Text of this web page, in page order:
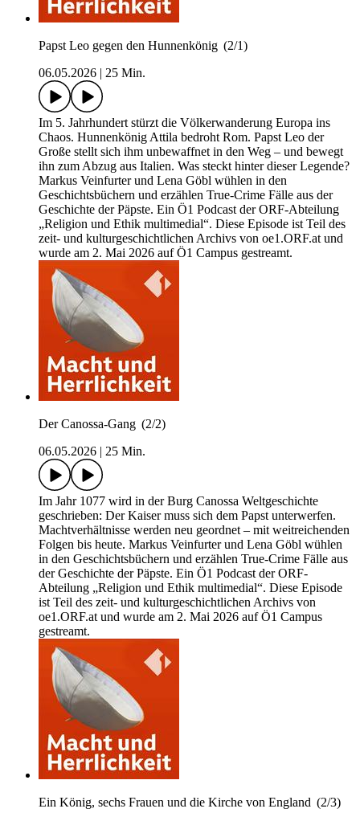
Papst Leo gegen den Hunnenkönig (2/1)
06.05.2026
25 Min.
Im 5. Jahrhundert stürzt die Völkerwanderung Europa ins
Chaos. Hunnenkönig Attila bedroht Rom. Papst Leo der
Große stellt sich ihm unbewaffnet in den Weg – und bewegt
ihn zum Abzug aus Italien. Was steckt hinter dieser Legende?
Markus Veinfurter und Lena Göbl wühlen in den
Geschichtsbüchern und erzählen True-Crime Fälle aus der
Geschichte der Päpste. Ein Ö1 Podcast der ORF-Abteilung
„Religion und Ethik multimedial“. Diese Episode ist Teil des
zeit- und kulturgeschichtlichen Archivs von oe1.ORF.at und
wurde am 2. Mai 2026 auf Ö1 Campus gestreamt.
Der Canossa-Gang (2/2)
06.05.2026
25 Min.
Im Jahr 1077 wird in der Burg Canossa Weltgeschichte
geschrieben: Der Kaiser muss sich dem Papst unterwerfen.
Machtverhältnisse werden neu geordnet – mit weitreichenden
Folgen bis heute. Markus Veinfurter und Lena Göbl wühlen
in den Geschichtsbüchern und erzählen True-Crime Fälle aus
der Geschichte der Päpste. Ein Ö1 Podcast der ORF-
Abteilung „Religion und Ethik multimedial“. Diese Episode
ist Teil des zeit- und kulturgeschichtlichen Archivs von
oe1.ORF.at und wurde am 2. Mai 2026 auf Ö1 Campus
gestreamt.
Ein König, sechs Frauen und die Kirche von England (2/3)